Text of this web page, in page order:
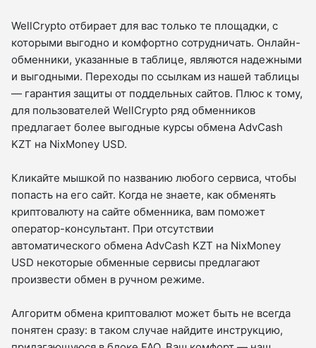
WellCrypto отбирает для вас только те площадки, с
которыми выгодно и комфортно сотрудничать. Онлайн-
обменники, указанные в таблице, являются надежными
и выгодными. Переходы по ссылкам из нашей таблицы
— гарантия защиты от поддельных сайтов. Плюс к тому,
для пользователей WellCrypto ряд обменников
предлагает более выгодные курсы обмена AdvCash
KZT на NixMoney USD.
Кликайте мышкой по названию любого сервиса, чтобы
попасть на его сайт. Когда не знаете, как обменять
криптовалюту на сайте обменника, вам поможет
оператор-консультант. При отсутствии
автоматического обмена AdvCash KZT на NixMoney
USD некоторые обменные сервисы предлагают
произвести обмен в ручном режиме.
Алгоритм обмена криптовалют может быть не всегда
понятен сразу: в таком случае найдите инструкцию,